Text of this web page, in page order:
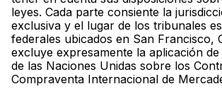
leyes. Cada parte consiente la
exclusiva y el lugar de los tribunales
federales ubicados en San Francisco,
excluye expresamente la aplicación
de las Naciones Unidas sobre los
Compraventa Internacional de